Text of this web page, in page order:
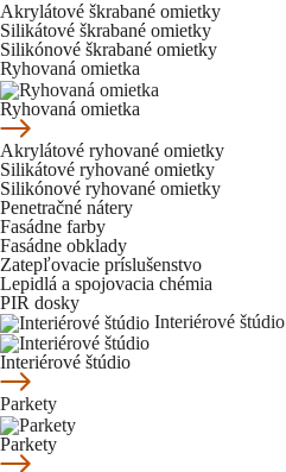
Akrylátové škrabané omietky
Silikátové škrabané omietky
Silikónové škrabané omietky
Ryhovaná omietka
Ryhovaná omietka
Akrylátové ryhované omietky
Silikátové ryhované omietky
Silikónové ryhované omietky
Penetračné nátery
Fasádne farby
Fasádne obklady
Zatepľovacie príslušenstvo
Lepidlá a spojovacia chémia
PIR dosky
Interiérové štúdio
Interiérové štúdio
Parkety
Parkety